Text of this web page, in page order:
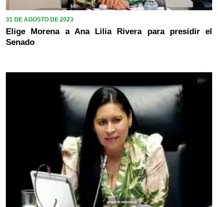
31 DE AGOSTO DE 2023
Elige Morena a Ana Lilia Rivera para presidir el
Senado